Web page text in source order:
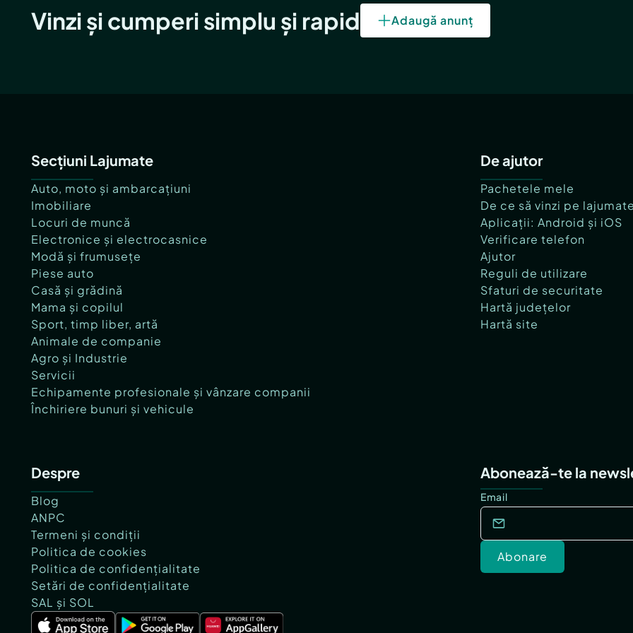
Vinzi și cumperi simplu și rapid Adaugă anunț
Secțiuni Lajumate
Auto, moto și ambarcațiuni
Imobiliare
Locuri de muncă
Electronice și electrocasnice
Modă și frumusețe
Piese auto
Casă și grădină
Mama și copilul
Sport, timp liber, artă
Animale de companie
Agro și Industrie
Servicii
Echipamente profesionale și vânzare companii
Închiriere bunuri și vehicule
De ajutor
Pachetele mele
De ce să vinzi pe
Aplicații: Android și iOS
Verificare telefon
Ajutor
Reguli de utilizare
Sfaturi de securitate
Hartă județelor
Hartă site
Despre
Blog
ANPC
Termeni și condiții
Politica de cookies
Politica de confidențialitate
Setări de confidențialitate
SAL și SOL
Abonează-te la
Email
Abonare